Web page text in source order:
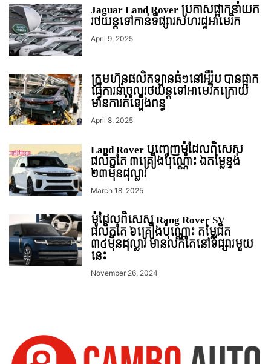
Jaguar Land Rover ប្រកាសផ្អាកនាំយក
រថយន្តទៅកាន់ទីផ្សារសហរដ្ឋអាមេរិក
April 9, 2025
ក្រុមហ៊ុនផលិតឡានធំៗនៅអឺរ៉ុប បានផ្អាក
ធ្វើការនាំចូលរថយន្ដទៅអាមេរិកក្រោយ
មានការតំឡើងពន្ធ
April 8, 2025
Land Rover បញ្ចេញម៉ូដែលពិសេស
ផលិតតែ ៣គ្រឿងប៉ុណ្ណោះ ឯតម្លៃខ្ទង់
២៣មុឺនដុល្លារ
March 18, 2025
ម៉ូដែលពិសេស Rang Rover SV
ផលិតតែ ៦គ្រឿងប៉ុណ្ណោះ តម្លៃជិត
៣៤មុឺនដុល្លារ មានលក់តែនៅទីផ្សារមួយ
នេះ
November 26, 2024